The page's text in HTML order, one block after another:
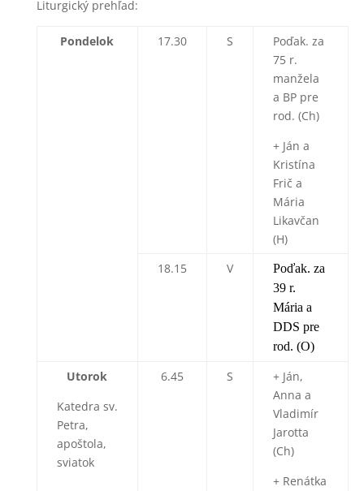
Liturgický prehľad:
Pondelok 17.30 S
Poďak. za
75 r.
manžela
a BP pre
rod. (Ch)
+ Ján a
Kristína
Frič a
Mária
Likavčan
(H)
18.15
V
Poďak. za
39 r.
Mária a
DDS pre
rod. (O)
Utorok
Katedra sv.
Petra,
apoštola,
sviatok
6.45 S
+ Ján,
Anna a
Vladimír
Jarotta
(Ch)
+ Renátka